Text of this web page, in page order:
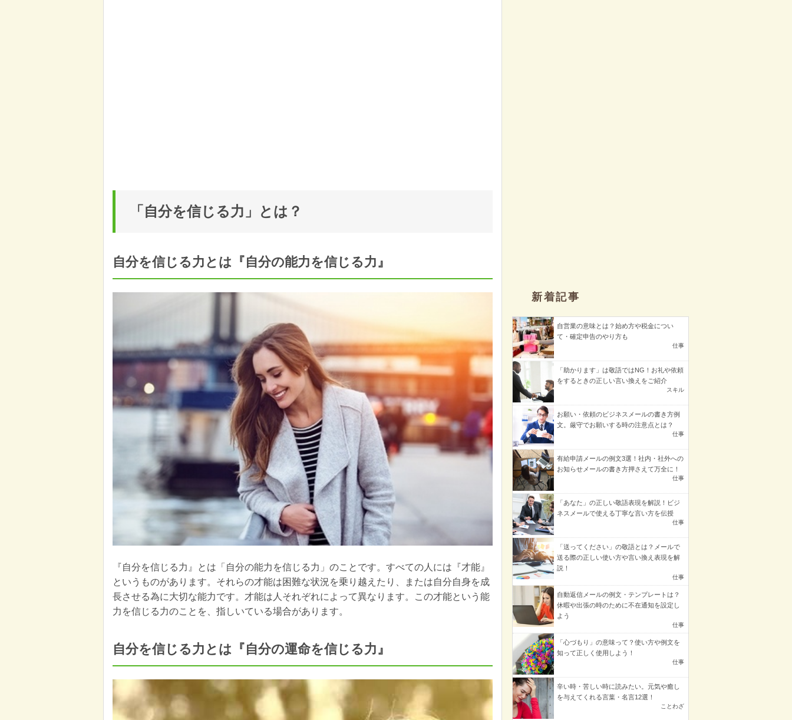
「自分を信じる力」とは？
自分を信じる力とは『自分の能力を信じる力』
『自分を信じる力』とは「自分の能力を信じる力」のことです。すべての人には『才能』
というものがあります。それらの才能は困難な状況を乗り越えたり、または自分自身を成
長させる為に大切な能力です。才能は人それぞれによって異なります。この才能という能
力を信じる力のことを、指しいている場合があります。
自分を信じる力とは『自分の運命を信じる力』
新着記事
自営業の意味とは？始め方や税金につい
て・確定申告のやり方も
仕事
「助かります」は敬語ではNG！お礼や依頼
をするときの正しい言い換えをご紹介
スキル
お願い・依頼のビジネスメールの書き方例
文。厳守でお願いする時の注意点とは？
仕事
有給申請メールの例文3選！社内・社外への
お知らせメールの書き方押さえて万全に！
仕事
「あなた」の正しい敬語表現を解説！ビジ
ネスメールで使える丁寧な言い方を伝授
仕事
「送ってください」の敬語とは？メールで
送る際の正しい使い方や言い換え表現を解
説！
仕事
自動返信メールの例文・テンプレートは？
休暇や出張の時のために不在通知を設定し
よう
仕事
「心づもり」の意味って？使い方や例文を
知って正しく使用しよう！
仕事
辛い時・苦しい時に読みたい。元気や癒し
を与えてくれる言葉・名言12選！
ことわざ